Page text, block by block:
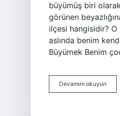
büyümüş biri
görünen
ilçesi hangisidir?
aslında benim
Büyümek Benim
Devamını okuyun
kaç